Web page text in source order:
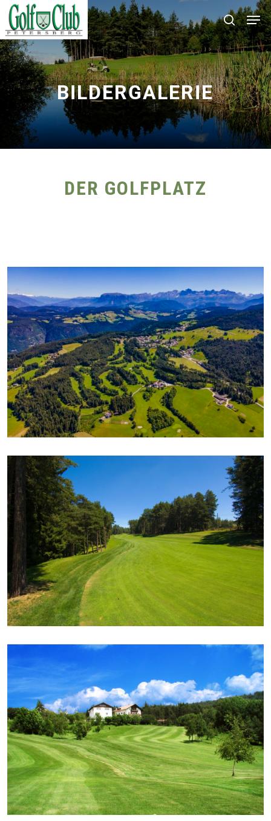
Skip
to
main
content
search
BILDERGALERIE
DER GOLFPLATZ